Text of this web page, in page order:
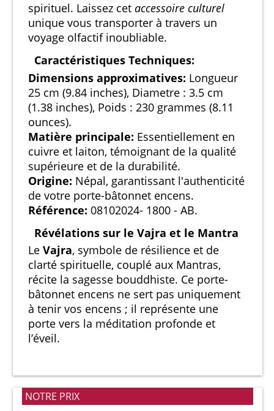
spirituel. Laissez cet accessoire culturel
unique vous transporter à travers un
voyage olfactif inoubliable.
Caractéristiques Techniques:
Dimensions approximatives: Longueur
25 cm (9.84 inches), Diametre : 3.5 cm
(1.38 inches), Poids : 230 grammes (8.11
ounces).
Matière principale: Essentiellement en
cuivre et laiton, témoignant de la qualité
supérieure et de la durabilité.
Origine: Népal, garantissant l'authenticité
de votre porte-bâtonnet encens.
Référence: 08102024- 1800 - AB.
Révélations sur le Vajra et le Mantra
Le Vajra, symbole de résilience et de
clarté spirituelle, couplé aux Mantras,
récite la sagesse bouddhiste. Ce porte-
bâtonnet encens ne sert pas uniquement
à tenir vos encens ; il représente une
porte vers la méditation profonde et
l’éveil.
NOTRE PRIX